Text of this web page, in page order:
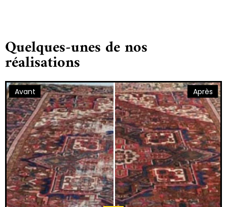
Quelques-unes de nos
réalisations
Avant Après